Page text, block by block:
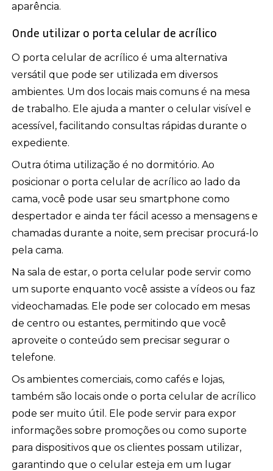
aparência.
Onde utilizar o porta celular de acrílico
O porta celular de acrílico é uma alternativa
versátil que pode ser utilizada em diversos
ambientes. Um dos locais mais comuns é na mesa
de trabalho. Ele ajuda a manter o celular visível e
acessível, facilitando consultas rápidas durante o
expediente.
Outra ótima utilização é no dormitório. Ao
posicionar o porta celular de acrílico ao lado da
cama, você pode usar seu smartphone como
despertador e ainda ter fácil acesso a mensagens e
chamadas durante a noite, sem precisar procurá-lo
pela cama.
Na sala de estar, o porta celular pode servir como
um suporte enquanto você assiste a vídeos ou faz
videochamadas. Ele pode ser colocado em mesas
de centro ou estantes, permitindo que você
aproveite o conteúdo sem precisar segurar o
telefone.
Os ambientes comerciais, como cafés e lojas,
também são locais onde o porta celular de acrílico
pode ser muito útil. Ele pode servir para expor
informações sobre promoções ou como suporte
para dispositivos que os clientes possam utilizar,
garantindo que o celular esteja em um lugar